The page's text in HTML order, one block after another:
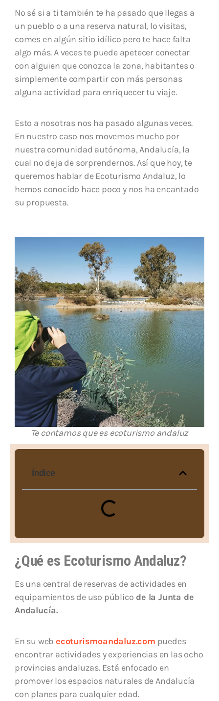
No sé si a ti también te ha pasado que llegas a
un pueblo o a una reserva natural, lo visitas,
comes en algún sitio idílico pero te hace falta
algo más. A veces te puede apetecer conectar
con alguien que conozca la zona, habitantes o
simplemente compartir con más personas
alguna actividad para enriquecer tu viaje.
Esto a nosotras nos ha pasado algunas veces.
En nuestro caso nos movemos mucho por
nuestra comunidad autónoma, Andalucía, la
cual no deja de sorprendernos. Así que hoy, te
queremos hablar de Ecoturismo Andaluz, lo
hemos conocido hace poco y nos ha encantado
su propuesta.
Te contamos que es ecoturismo andaluz
Índice
¿Qué es Ecoturismo Andaluz?
Es una central de reservas de actividades en
equipamientos de uso público de la Junta de
Andalucía.
En su web ecoturismoandaluz.com puedes
encontrar actividades y experiencias en las ocho
provincias andaluzas. Está enfocado en
promover los espacios naturales de Andalucía
con planes para cualquier edad.